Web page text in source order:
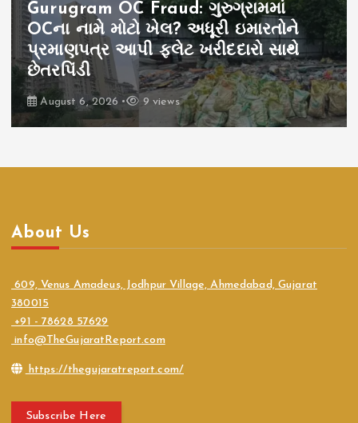
Gurugram OC Fraud: ગુરુગ્રામમાં
OCના નામે મોટો ખેલ? અધૂરી ઇમારતોને
પ્રમાણપત્ર આપી ફ્લેટ ખરીદદારો સાથે
છેતરપિંડી
August 6, 2026 9 views
About Us
609, Venus Amadeus, Jodhpur Village, Ahmedabad, Gujarat
380015
+91 - 78628 57629
info@TheGujaratReport.com
https://thegujaratreport.com/
Subscribe Here